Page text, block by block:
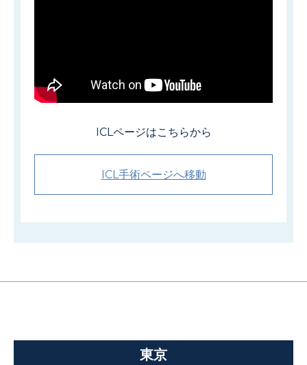
ICLページはこちらから
ICL手術ページへ移動
東京